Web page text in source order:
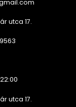
utca 17.
utca 17.